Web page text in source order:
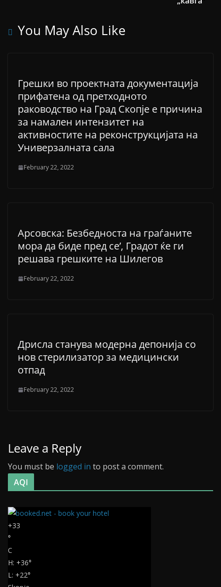
You May Also Like
Грешки во проектната документација
прифатена од претходното
раководство на Град Скопје е причина
за намален интензитет на
активностите на реконструкцијата на
Универзалната сала
February 22, 2022
Арсовска: Безбедноста на граѓаните
мора да биде пред се’, Градот ќе ги
решава грешките на Шилегов
February 22, 2022
Дрисла станува модерна депонија со
нов стерилизатор за медицински
отпад
February 22, 2022
Leave a Reply
You must be logged in to post a comment.
AQI
+33
°
C
H: +36°
L: +22°